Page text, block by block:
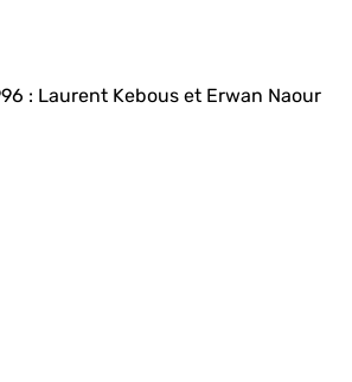
: Laurent Kebous et Erwan Naour